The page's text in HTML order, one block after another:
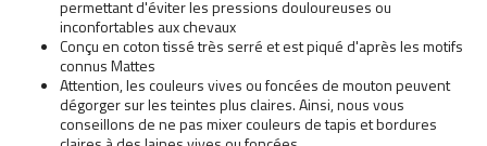
permettant d'éviter les pressions douloureuses ou
inconfortables aux chevaux
Conçu en coton tissé très serré et est piqué d'après les motifs
connus Mattes
Attention, les couleurs vives ou foncées de mouton peuvent
dégorger sur les teintes plus claires. Ainsi, nous vous
conseillons de ne pas mixer couleurs de tapis et bordures